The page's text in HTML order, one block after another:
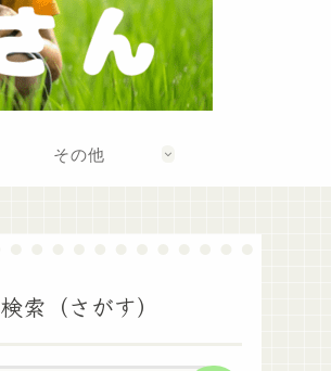
その他
検索（さがす）